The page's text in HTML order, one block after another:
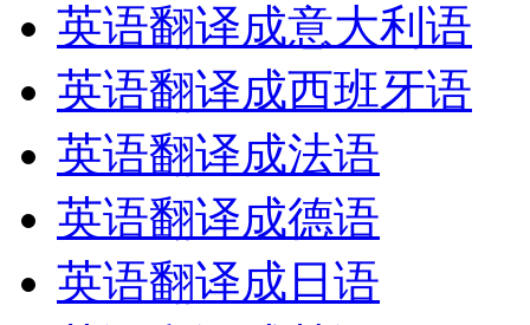
英语翻译成意大利语
英语翻译成西班牙语
英语翻译成法语
英语翻译成德语
英语翻译成日语